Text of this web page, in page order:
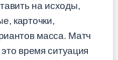
на исходы,
карточки,
масса. Матч
время ситуация